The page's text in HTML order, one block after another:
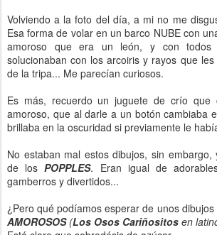
Volviendo a la foto del día, a mi no me
Esa forma de volar en un barco NUBE con
amoroso que era un león, y con todos
solucionaban con los arcoiris y rayos que
de la tripa... Me parecían curiosos.
Es más, recuerdo un juguete de crío que
amoroso, que al darle a un botón cambiaba
brillaba en la oscuridad si previamente le
No estaban mal estos dibujos, sin
de losPOPPLES. Eran igual de
gamberros y divertidos...
¿Pero qué podíamos esperar de unos
AMOROSOS (Los Osos Cariñositos en